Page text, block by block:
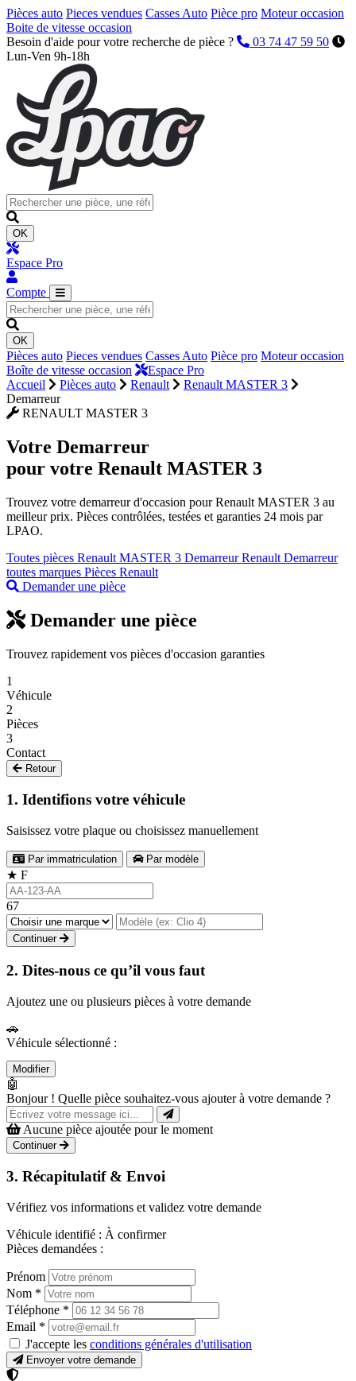
Pièces auto Pieces vendues Casses Auto Pièce pro Moteur occasion
Boite de vitesse occasion
Besoin d'aide pour votre recherche de pièce ?
03 74 47 59 50
Lun-Ven 9h-18h
OK
Espace Pro
Compte
OK
Pièces auto Pieces vendues Casses Auto Pièce pro Moteur occasion
Boîte de vitesse occasion
Espace Pro
Accueil
Pièces auto Renault
Renault MASTER 3
Demarreur
RENAULT MASTER 3
Votre Demarreur
pour votre Renault MASTER 3
Trouvez votre demarreur d'occasion pour Renault MASTER 3 au
meilleur prix. Pièces contrôlées, testées et garanties 24 mois par
LPAO.
Toutes pièces Renault MASTER 3 Demarreur Renault Demarreur
toutes marques Pièces Renault
Demander une pièce
Demander une pièce
Trouvez rapidement vos pièces d'occasion garanties
1
Véhicule
2
Pièces
3
Contact
Retour
1. Identifions votre véhicule
Saisissez votre plaque ou choisissez manuellement
Par immatriculation Par modèle
★ F
67
Continuer
2. Dites-nous ce qu’il vous faut
Ajoutez une ou plusieurs pièces à votre demande
🚗
Véhicule sélectionné :
Modifier
🤖
Bonjour ! Quelle pièce souhaitez-vous ajouter à votre demande ?
Aucune pièce ajoutée pour le moment
Continuer
3. Récapitulatif & Envoi
Vérifiez vos informations et validez votre demande
Véhicule identifié : À confirmer
Pièces demandées :
Prénom
Nom *
Téléphone *
Email *
J'accepte les conditions générales d'utilisation
Envoyer votre demande